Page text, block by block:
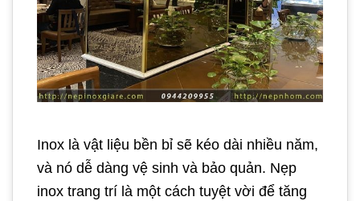
Inox là vật liệu bền bỉ sẽ kéo dài nhiều năm,
và nó dễ dàng vệ sinh và bảo quản. Nẹp
inox trang trí là một cách tuyệt vời để tăng